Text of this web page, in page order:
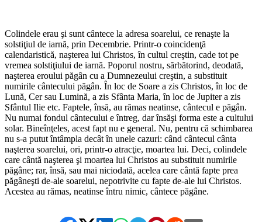
Colindele erau şi sunt cântece la adresa soarelui, ce renaşte la
solstiţiul de iarnă, prin Decembrie. Printr-o coincidenţă
calendaristică, naşterea lui Christos, în cultul creştin, cade tot pe
vremea solstiţiului de iarnă. Poporul nostru, sărbătorind, deodată,
naşterea eroului păgân cu a Dumnezeului creştin, a substituit
numirile cântecului păgân. În loc de Soare a zis Christos, în loc de
Lună, Cer sau Lumină, a zis Sfânta Maria, în loc de Jupiter a zis
Sfântul Ilie etc. Faptele, însă, au rămas neatinse, cântecul e păgân.
Nu numai fondul cântecului e întreg, dar însăşi forma este a cultului
solar. Bineînţeles, acest fapt nu e general. Nu, pentru că schimbarea
nu s-a putut întâmpla decât în unele cazuri: când cântecul cânta
naşterea soarelui, ori, printr-o atracţie, moartea lui. Deci, colindele
care cântă naşterea şi moartea lui Christos au substituit numirile
păgâne; rar, însă, sau mai niciodată, acelea care cântă fapte prea
păgâneşti de-ale soarelui, nepotrivite cu fapte de-ale lui Christos.
Acestea au rămas, neatinse întru nimic, cântece păgâne.